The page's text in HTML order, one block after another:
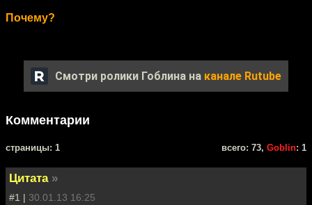
Почему?
Смотри ролики Гоблина на канале Rutube
Комментарии
cтраницы: 1 всего: 73, Goblin: 1
Цитата »
#1 | 30.01.13 16:25